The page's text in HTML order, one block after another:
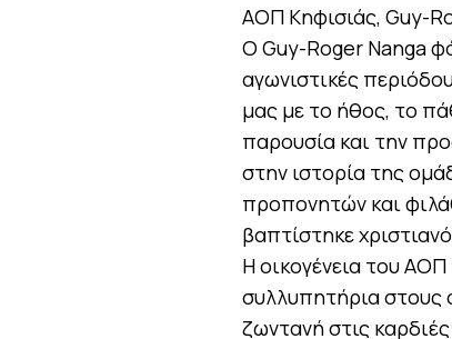
ΑΟΠ Κηφισιάς, Guy-
Ο Guy-Roger Nanga
αγωνιστικές
μας με το ήθος, το
παρουσία και την
στην ιστορία της
προπονητών και
βαπτίστηκε
Η οικογένεια του ΑΟΠ
συλλυπητήρια στους
ζωντανή στις